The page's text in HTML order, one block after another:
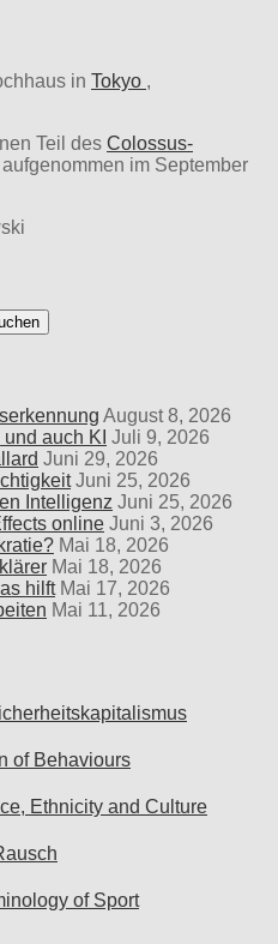
in Tokyo ,
Teil des Colossus-
im September
August 8, 2026
auch KI Juli 9, 2026
Juni 29, 2026
Juni 25, 2026
Intelligenz Juni 25, 2026
online Juni 3, 2026
Mai 18, 2026
Mai 18, 2026
hilft Mai 17, 2026
Mai 11, 2026
of Behaviours
Ethnicity and Culture
of Sport